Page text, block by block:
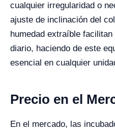
cualquier irregularidad o
ajuste de inclinación del
humedad extraíble
diario, haciendo de este
esencial en cualquier
Precio en el
En el mercado, las